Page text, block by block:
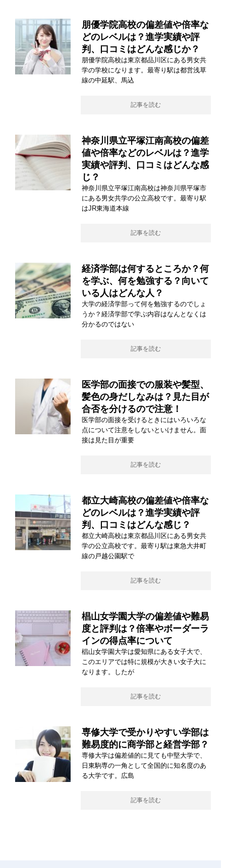
朋優学院高校の偏差値や倍率な
どのレベルは？進学実績や評
判、口コミはどんな感じか？
朋優学院高校は東京都品川区にある男女共
学の学校になります。最寄り駅は都営浅草
線の中延駅、馬込
記事を読む
神奈川県立平塚江南高校の偏差
値や倍率などのレベルは？進学
実績や評判、口コミはどんな感
じ？
神奈川県立平塚江南高校は神奈川県平塚市
にある男女共学の公立高校です。最寄り駅
はJR東海道本線
記事を読む
経済学部は何するところか？何
を学ぶ、何を勉強する？向いて
いる人はどんな人？
大学の経済学部って何を勉強するのでしょ
うか？経済学部で学ぶ内容はなんとなくは
分かるのではない
記事を読む
医学部の面接での服装や髪型、
髪色の身だしなみは？見た目が
合否を分けるので注意！
医学部の面接を受けるときにはいろいろな
点について注意をしないといけません。面
接は見た目が重要
記事を読む
都立大崎高校の偏差値や倍率な
どのレベルは？進学実績や評
判、口コミはどんな感じ？
都立大崎高校は東京都品川区にある男女共
学の公立高校です。最寄り駅は東急大井町
線の戸越公園駅で
記事を読む
椙山女学園大学の偏差値や難易
度と評判は？倍率やボーダーラ
インの得点率について
椙山女学園大学は愛知県にある女子大で、
このエリアでは特に規模が大きい女子大に
なります。したが
記事を読む
専修大学で受かりやすい学部は
難易度的に商学部と経営学部？
専修大学は偏差値的に見ても中堅大学で、
日東駒専の一角として全国的に知名度のあ
る大学です。広島
記事を読む